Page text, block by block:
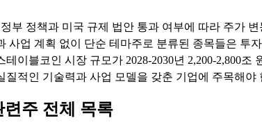
부 정책과 미국 규제 법안 통과 여부에 따라 주가
사업 계획 없이 단순 테마주로 분류된 종목들은 투
테이블코인 시장 규모가 2028-2030년 2,200-2,800조
질적인 기술력과 사업 모델을 갖춘 기업에 주목해야
주 전체 목록